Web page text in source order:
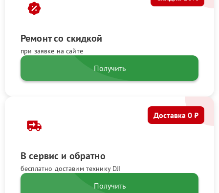
Ремонт со скидкой
при заявке на сайте
Получить
В сервис и обратно
бесплатно доставим технику DJI
Доставка 0 ₽
Получить